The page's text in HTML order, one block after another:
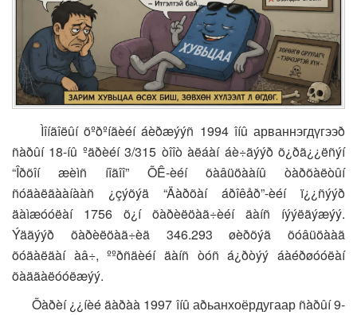
Ìîíãîëûí õºðºíãèéí áèðæýýñ 1994 îíû арваннэгдүгээð
ñàðûí 18-íû ºäðèéí 3/315 òîîò àëáàí áè÷ãýýð õ¿ðã¿¿ëñýí
“Îðõîí æèìñ íîãîî” ÕÊ-èéí õàâüöààíû òàðõàëòûí
ñóäàëãààíààñ ¿çýõýä “Äàðõàí áðîêåð”-èéí ï¿¿ñýýð
äàìæóóëàí 1756 õ¿í õàðèëöàã÷èéí äàíñ íýýëãýæýý.
Ýäãýýð õàðèëöàã÷èä 346.293 øèðõýã õóâüöààã
õóäàëäàí àâ÷, ººðñäèéí äàíñ òóñ á¿ðòýý áàéðøóóëàí
õàäãàëóóëæýý.
Õàðèí ¿¿íèé äàðàà 1997 îíû аðьанхоёрдугаар ñàðûí 9-